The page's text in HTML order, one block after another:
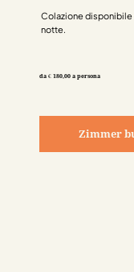
Colazione disponibile
notte.
da € 180,00 a persona
Zimmer